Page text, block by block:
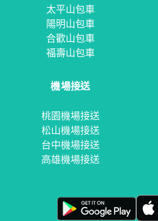
太平山包車
陽明山包車
合歡山包車
福壽山包車
機場接送
桃園機場接送
松山機場接送
台中機場接送
高雄機場接送